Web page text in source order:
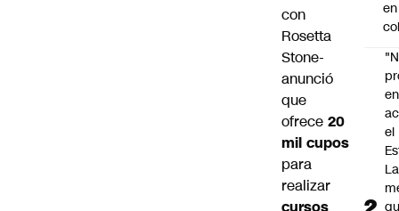
con
Rosetta
Stone-
anunció
que
ofrece 20
mil cupos
para
realizar
cursos
en
el
La